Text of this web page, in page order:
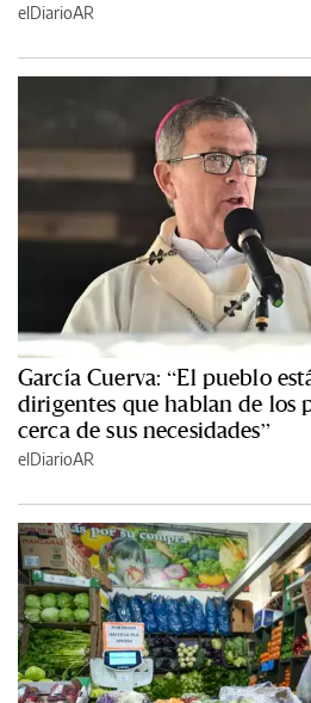
elDiarioAR
García Cuerva: “El pueblo
dirigentes que hablan de los
cerca de sus necesidades”
elDiarioAR